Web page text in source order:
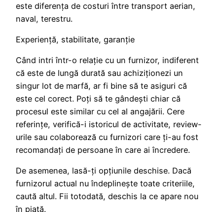
este diferenţa de costuri între transport aerian,
naval, terestru.
Experienţă, stabilitate, garanţie
Când intri într-o relaţie cu un furnizor, indiferent
că este de lungă durată sau achiziţionezi un
singur lot de marfă, ar fi bine să te asiguri că
este cel corect. Poţi să te gândeşti chiar că
procesul este similar cu cel al angajării. Cere
referinţe, verifică-i istoricul de activitate, review-
urile sau colaborează cu furnizori care ţi-au fost
recomandaţi de persoane în care ai încredere.
De asemenea, lasă-ţi opţiunile deschise. Dacă
furnizorul actual nu îndeplineşte toate criteriile,
caută altul. Fii totodată, deschis la ce apare nou
în piaţă.